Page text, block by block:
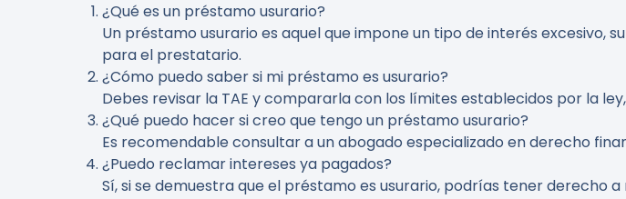
¿Qué es un préstamo usurario?
Un préstamo usurario es aquel que impone un tipo de interés
para el prestatario.
¿Cómo puedo saber si mi préstamo es usurario?
Debes revisar la TAE y compararla con los límites establecidos por la
¿Qué puedo hacer si creo que tengo un préstamo usurario?
Es recomendable consultar a un abogado especializado en derecho
¿Puedo reclamar intereses ya pagados?
Sí, si se demuestra que el préstamo es usurario, podrías tener derecho